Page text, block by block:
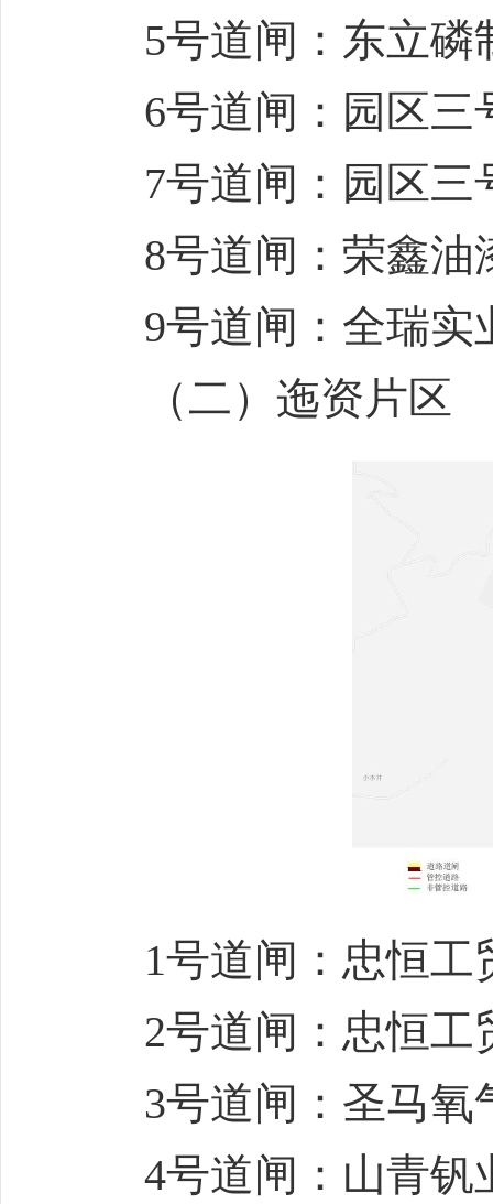
5号道闸：东立磷
6号道闸：园区三
7号道闸：园区三
8号道闸：荣鑫油
9号道闸：全瑞实
（二）迤资片区
1号道闸：忠恒工
2号道闸：忠恒工
3号道闸：圣马氧
4号道闸：山青钒